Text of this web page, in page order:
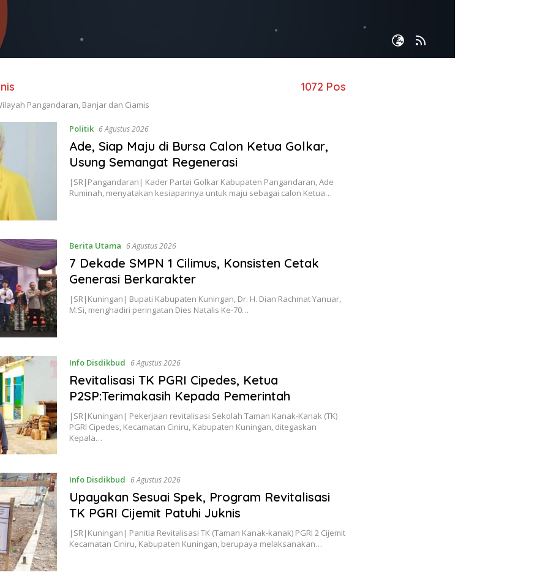
1072 Pos
Pangandaran, Banjar dan Ciamis
Politik 6 Agustus 2026
Ade, Siap Maju di Bursa Calon Ketua Golkar,
Usung Semangat Regenerasi
|SR|Pangandaran| Kader Partai Golkar Kabupaten Pangandaran, Ade
Ruminah, menyatakan kesiapannya untuk maju sebagai calon Ketua…
Berita Utama 6 Agustus 2026
7 Dekade SMPN 1 Cilimus, Konsisten Cetak
Generasi Berkarakter
|SR|Kuningan| Bupati Kabupaten Kuningan, Dr. H. Dian Rachmat Yanuar,
M.Si, menghadiri peringatan Dies Natalis Ke-70…
Info Disdikbud 6 Agustus 2026
Revitalisasi TK PGRI Cipedes, Ketua
P2SP:Terimakasih Kepada Pemerintah
|SR|Kuningan| Pekerjaan revitalisasi Sekolah Taman Kanak-Kanak (TK)
PGRI Cipedes, Kecamatan Ciniru, Kabupaten Kuningan, ditegaskan
Kepala…
Info Disdikbud 6 Agustus 2026
Upayakan Sesuai Spek, Program Revitalisasi
TK PGRI Cijemit Patuhi Juknis
|SR|Kuningan| Panitia Revitalisasi TK (Taman Kanak-kanak) PGRI 2 Cijemit
Kecamatan Ciniru, Kabupaten Kuningan, berupaya melaksanakan…